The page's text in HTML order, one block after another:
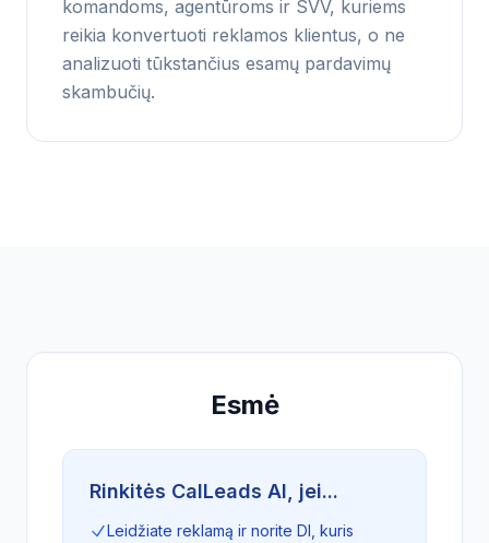
komandoms, agentūroms ir SVV, kuriems
reikia konvertuoti reklamos klientus, o ne
analizuoti tūkstančius esamų pardavimų
skambučių.
Esmė
Rinkitės CalLeads AI, jei...
Leidžiate reklamą ir norite DI, kuris